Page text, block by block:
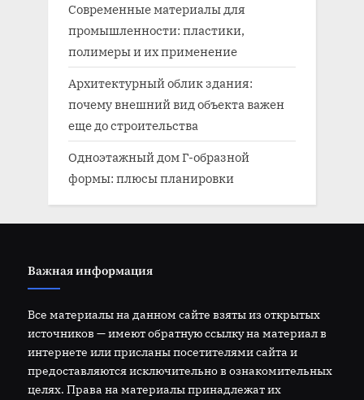
Современные материалы для
промышленности: пластики,
полимеры и их применение
Архитектурный облик здания:
почему внешний вид объекта важен
еще до строительства
Одноэтажный дом Г-образной
формы: плюсы планировки
Важная информация
Все материалы на данном сайте взяты из открытых
источников — имеют обратную ссылку на материал в
интернете или присланы посетителями сайта и
предоставляются исключительно в ознакомительных
целях. Права на материалы принадлежат их